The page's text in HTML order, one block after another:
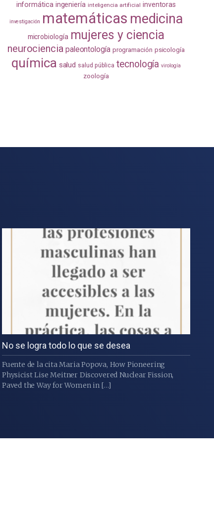
informática ingeniería inteligencia artificial inventoras
investigación matemáticas medicina
microbiología mujeres y ciencia
neurociencia paleontología programación psicología
química salud salud pública tecnología virología
zoología
No se logra todo lo que se desea
Fuente de la cita Maria Popova, How Pioneering
Physicist Lise Meitner Discovered Nuclear Fission,
Paved the Way for Women in […]